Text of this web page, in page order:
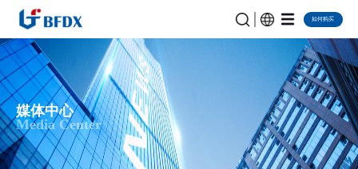
如何购买
媒体中心
Media Center